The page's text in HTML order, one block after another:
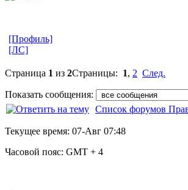
[Профиль]
[ЛС]
Страница 1 из 2Страницы: 1, 2 След.
Показать сообщения:
Список форумов
Текущее время: 07-Авг 07:48
Часовой пояс: GMT + 4